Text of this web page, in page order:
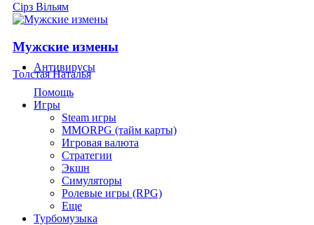
Сірз Вільям
Мужские измены
Толстая Наталья
Антивирусы
Помощь
Игры
Steam игры
MMORPG (тайм карты)
Игровая валюта
Стратегии
Экшн
Симуляторы
Ролевые игры (RPG)
Еще
Турбомузыка